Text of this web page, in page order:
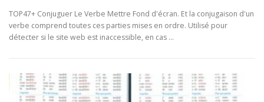
TOP47+ Conjuguer Le Verbe Mettre Fond d'écran. Et la conjugaison d'un
verbe comprend toutes ces parties mises en ordre. Utilisé pour
détecter si le site web est inaccessible, en cas …